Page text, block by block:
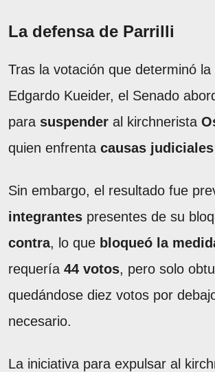
La defensa de Parrilli
Tras la votación que determinó la
Edgardo Kueider, el Senado
para suspender al kirchnerista
quien enfrenta causas
Sin embargo, el resultado fue
integrantes presentes de su
contra, lo que bloqueó la
requería 44 votos, pero solo
quedándose diez votos por
necesario.
La iniciativa para expulsar al